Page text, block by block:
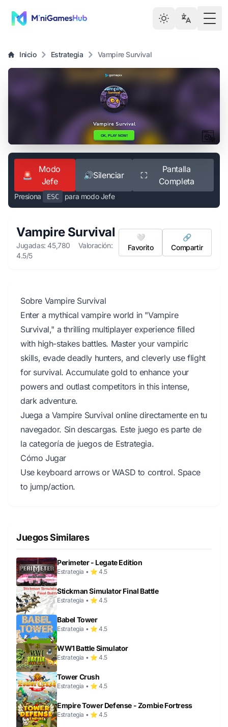
Inicio Estrategia Vampire Survival
🚨
Modo
Jefe
🔊Silenciar ⛶
Pantalla
Completa
Presiona ESC para modo Jefe
Vampire Survival
Jugadas: 45,780
Valoración:
4.5/5
🤍
Favorito
🔗
Compartir
Sobre Vampire Survival
Enter a mythical vampire world in "Vampire
Survival," a thrilling multiplayer experience filled
with high-stakes battles. Master your vampiric
skills, evade deadly hunters, and cleverly use flight
for survival. Accumulate gold to enhance your
powers and outlast competitors in this intense,
dark adventure.
Juega a Vampire Survival online directamente en tu
navegador. Sin descargas. Este juego es parte de
la categoría de juegos de Estrategia.
Cómo Jugar
Use keyboard arrows or WASD to control. Space
to jump/action.
Juegos Similares
Perimeter - Legate Edition
Estrategia • ⭐ 4.5
Stickman Simulator Final Battle
Estrategia • ⭐ 4.5
Babel Tower
Estrategia • ⭐ 4.5
WW1 Battle Simulator
Estrategia • ⭐ 4.5
Tower Crush
Estrategia • ⭐ 4.5
Empire Tower Defense - Zombie Fortress
Estrategia • ⭐ 4.5